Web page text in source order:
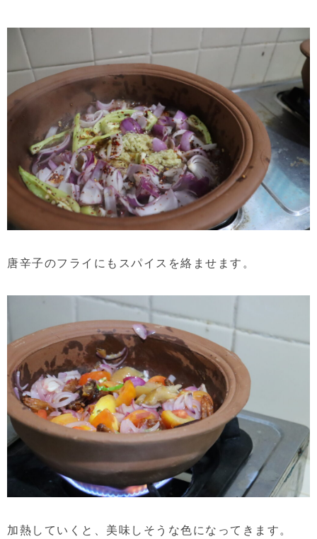
唐辛子のフライにもスパイスを絡ませます。
加熱していくと、美味しそうな色になってきます。